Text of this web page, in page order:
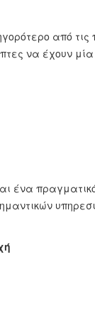
από
να έχουν
ένα